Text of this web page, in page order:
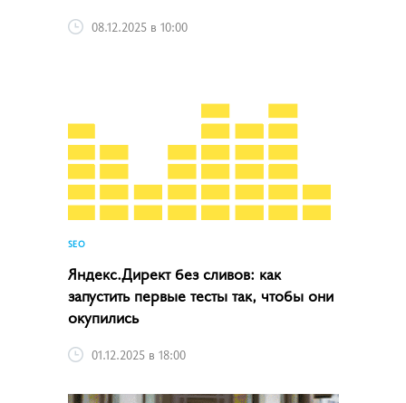
08.12.2025 в 10:00
SEO
Яндекс.Директ без сливов: как
запустить первые тесты так, чтобы они
окупились
01.12.2025 в 18:00